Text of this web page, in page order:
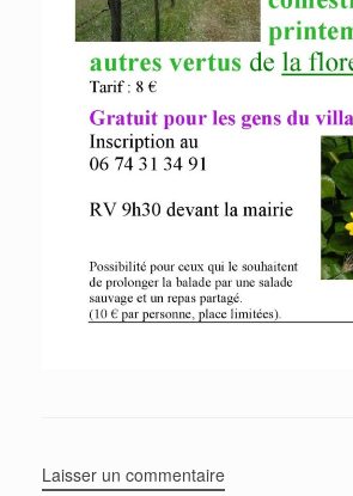
Laisser un commentaire